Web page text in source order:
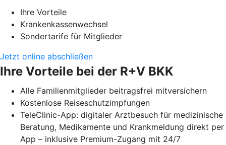
Ihre Vorteile
Krankenkassenwechsel
Sondertarife für Mitglieder
Jetzt online abschließen
Ihre Vorteile bei der R+V BKK
Alle Familienmitglieder beitragsfrei mitversichern
Kostenlose Reiseschutzimpfungen
TeleClinic-App: digitaler Arztbesuch für medizinische
Beratung, Medikamente und Krankmeldung direkt per
App – inklusive Premium-Zugang mit 24/7